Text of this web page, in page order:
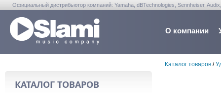
Официальный дистрибьютор компаний: Yamaha, dBTechnologies, Sennheiser,
О компании
КАТАЛОГ ТОВАРОВ
Каталог товаров/